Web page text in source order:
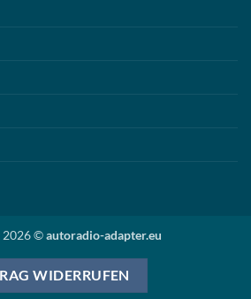
2026 ©autoradio-adapter.eu
WIDERRUFEN